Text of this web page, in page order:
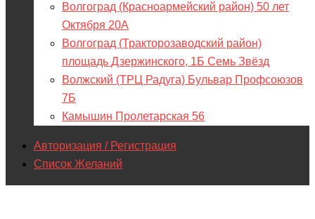
Волгоград (Красноармейский район) 50 лет
Октября 20А
Волгоград (Тракторозаводский район)
площадь Дзержинского, 1Б Семь Звёзд
Волжский (ТРЦ Радуга) Бульвар Профсоюзов
7Б
Камышин Пролетарская 56
Авторизация / Регистрация
Список Желаний